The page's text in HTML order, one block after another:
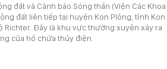
đất và Cảnh báo Sóng thần (Viện Các Khoa
đất liên tiếp tại huyện Kon Plông, tỉnh Kon
Richter. Đây là khu vực thường xuyên xảy ra
của hồ chứa thủy điện.